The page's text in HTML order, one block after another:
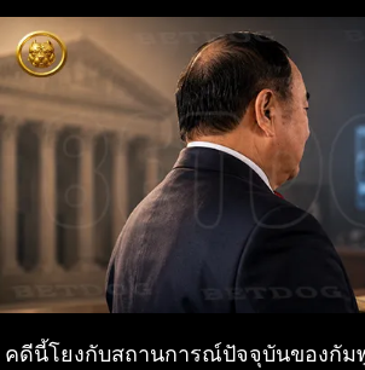
คดีนี้โยงกับสถานการณ์ปัจจุบันของกัม